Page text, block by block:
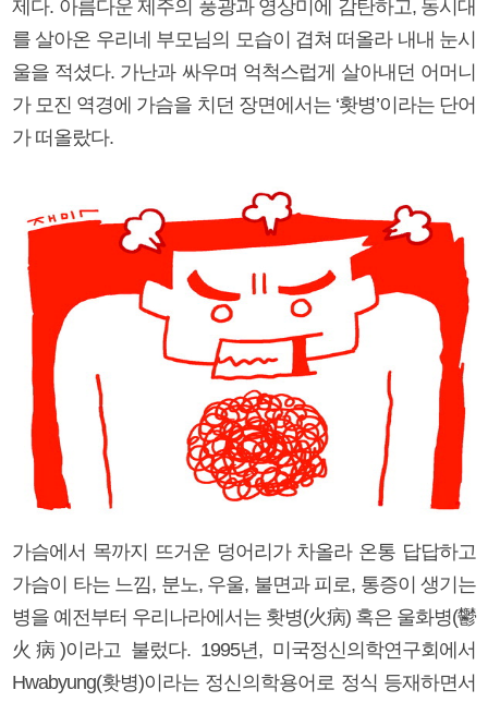
제다. 아름다운 제주의 풍광과 영상미에 감탄하고, 동시대
를 살아온 우리네 부모님의 모습이 겹쳐 떠올라 내내 눈시
울을 적셨다. 가난과 싸우며 억척스럽게 살아내던 어머니
가 모진 역경에 가슴을 치던 장면에서는 ‘홧병’이라는 단어
가 떠올랐다.
가슴에서 목까지 뜨거운 덩어리가 차올라 온통 답답하고
가슴이 타는 느낌, 분노, 우울, 불면과 피로, 통증이 생기는
병을 예전부터 우리나라에서는 홧병(火病) 혹은 울화병(鬱
火病)이라고 불렀다. 1995년, 미국정신의학연구회에서
Hwabyung(홧병)이라는 정신의학용어로 정식 등재하면서